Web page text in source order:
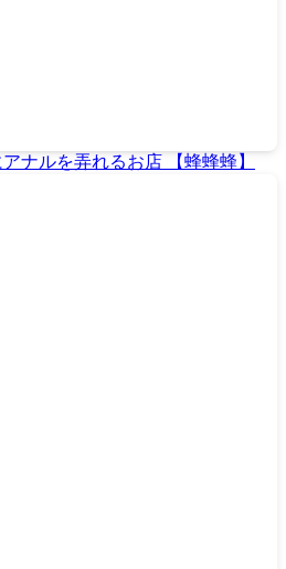
ナルを弄れるお店 【蜂蜂蜂】